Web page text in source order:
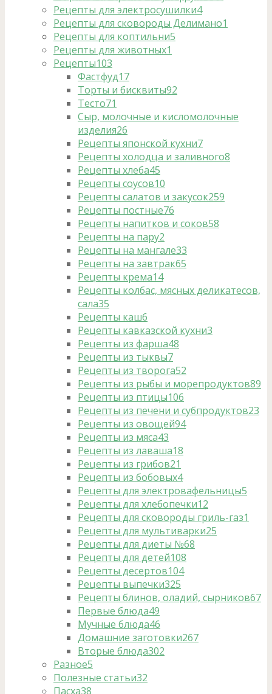
Рецепты для электросушилки4
Рецепты для сковороды Делимано1
Рецепты для коптильни5
Рецепты для животных1
Рецепты103
Фастфуд17
Торты и бисквиты92
Тесто71
Сыр, молочные и кисломолочные
изделия26
Рецепты японской кухни7
Рецепты холодца и заливного8
Рецепты хлеба45
Рецепты соусов10
Рецепты салатов и закусок259
Рецепты постные76
Рецепты напитков и соков58
Рецепты на пару2
Рецепты на мангале33
Рецепты на завтрак65
Рецепты крема14
Рецепты колбас, мясных деликатесов,
сала35
Рецепты каш6
Рецепты кавказской кухни3
Рецепты из фарша48
Рецепты из тыквы7
Рецепты из творога52
Рецепты из рыбы и морепродуктов89
Рецепты из птицы106
Рецепты из печени и субпродуктов23
Рецепты из овощей94
Рецепты из мяса43
Рецепты из лаваша18
Рецепты из грибов21
Рецепты из бобовых4
Рецепты для электровафельницы5
Рецепты для хлебопечки12
Рецепты для сковороды гриль-газ1
Рецепты для мультиварки25
Рецепты для диеты №68
Рецепты для детей108
Рецепты десертов104
Рецепты выпечки325
Рецепты блинов, оладий, сырников67
Первые блюда49
Мучные блюда46
Домашние заготовки267
Вторые блюда302
Разное5
Полезные статьи32
Пасха38